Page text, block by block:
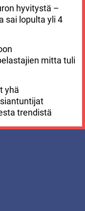
hyvitystä –
sai lopulta yli 4
mitta tuli
yhä
trendistä